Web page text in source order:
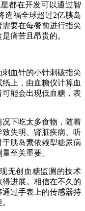
都在开发可以通过智
造福全球超过2亿胰岛
要在每餐前进行指尖
痛苦且昂贵的。
血针的小针刺破指尖
上，由血糖仪计算血
能会出现低血糖，表
下吃太多食物，随着
失明、肾脏疾病、听
胰岛素依赖型糖尿病
至关重要。
现无创血糖监测的技术
进展。相信在不久的
过手表上的传感器持